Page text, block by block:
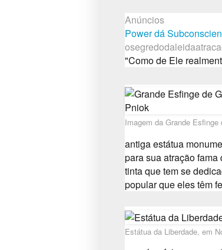
Anúncios
Power dá
"Como de Ele
Imagem da Grande Esfinge
antiga estátua
para sua atração
tinta que tem se
popular que eles têm
Estátua da Liberdade, em